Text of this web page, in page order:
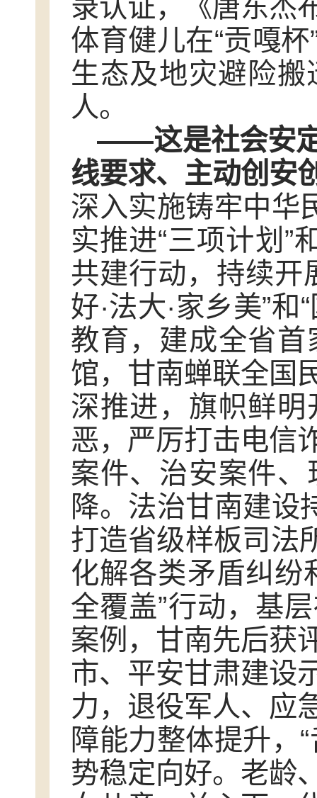
录认证，《唐东杰
体育健儿在“贡嘎
生态及地灾避险
人。
——这是社会安
线要求、主动创安
深入实施铸牢中华
实推进“三项计划”
共建行动，持续开
好·法大·家乡美”
教育，建成全省
馆，甘南蝉联全国
深推进，旗帜鲜
恶，严厉打击电信
案件、治安案件
降。法治甘南建设
打造省级样板司法
化解各类矛盾纠纷
全覆盖”行动，基
案例，甘南先后获
市、平安甘肃建设
力，退役军人、应
障能力整体提升，
势稳定向好。老龄